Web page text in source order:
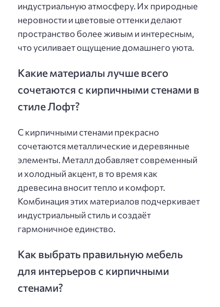
индустриальную атмосферу. Их природные
неровности и цветовые оттенки делают
пространство более живым и интересным,
что усиливает ощущение домашнего уюта.
Какие материалы лучше всего
сочетаются с кирпичными стенами в
стиле Лофт?
С кирпичными стенами прекрасно
сочетаются металлические и деревянные
элементы. Металл добавляет современный
и холодный акцент, в то время как
древесина вносит тепло и комфорт.
Комбинация этих материалов подчеркивает
индустриальный стиль и создаёт
гармоничное единство.
Как выбрать правильную мебель
для интерьеров с кирпичными
стенами?